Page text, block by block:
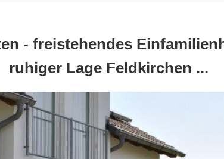
- freistehendes
ruhiger Lage Feldkirchen ...